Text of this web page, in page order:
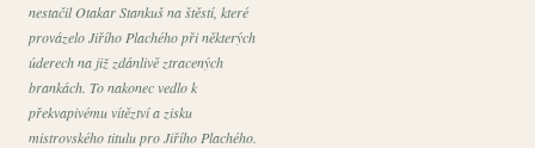
nestačil Otakar Stankuš na štěstí, které
provázelo Jiřího Plachého při některých
úderech na již zdánlivě ztracených
brankách. To nakonec vedlo k
překvapivému vítěztví a zisku
mistrovského titulu pro Jiřího Plachého.